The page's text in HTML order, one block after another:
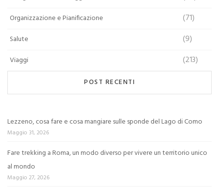
Organizzazione e Pianificazione (71)
Salute (9)
Viaggi (213)
POST RECENTI
Lezzeno, cosa fare e cosa mangiare sulle sponde del Lago di Como
Maggio 31, 2026
Fare trekking a Roma, un modo diverso per vivere un territorio unico
al mondo
Maggio 27, 2026